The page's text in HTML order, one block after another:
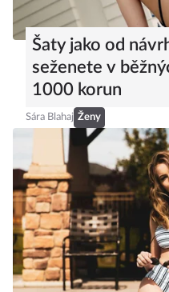
Šaty jako od
seženete v
1000 korun
Sára Blahaj Ženy